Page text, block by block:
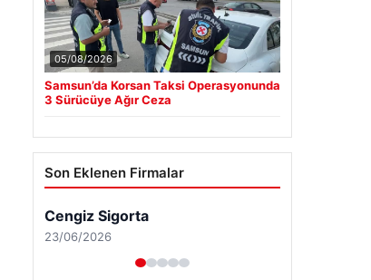
05/08/2026
Samsun’da Korsan Taksi Operasyonunda
3 Sürücüye Ağır Ceza
Son Eklenen Firmalar